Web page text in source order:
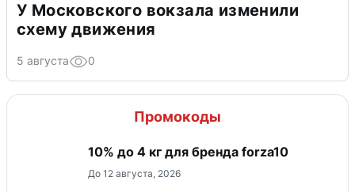
У Московского вокзала изменили
схему движения
5 августа 0
Промокоды
10% до 4 кг для бренда forza10
До 12 августа, 2026